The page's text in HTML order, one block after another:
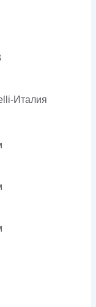
Италия